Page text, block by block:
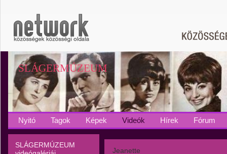
SLÁGERMÚZEUM
Nyitó Tagok Képek Videók Hírek Fórum
SLÁGERMÚZEUM
Jeanette